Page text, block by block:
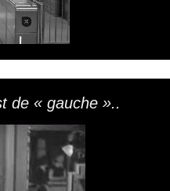
de « gauche »..